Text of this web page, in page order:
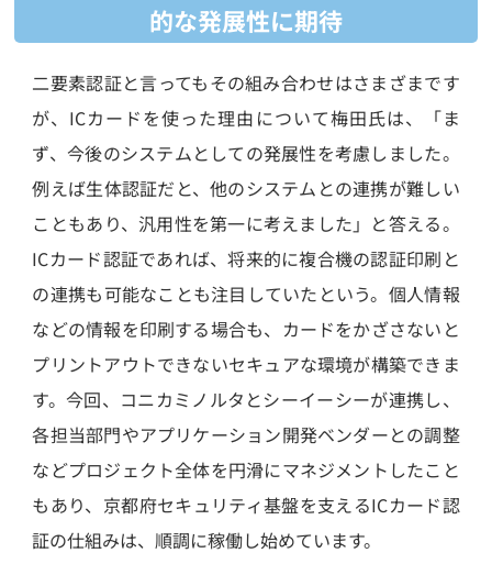
的な発展性に期待
二要素認証と言ってもその組み合わせはさまざまです
が、ICカードを使った理由について梅田氏は、「ま
ず、今後のシステムとしての発展性を考慮しました。
例えば生体認証だと、他のシステムとの連携が難しい
こともあり、汎用性を第一に考えました」と答える。
ICカード認証であれば、将来的に複合機の認証印刷と
の連携も可能なことも注目していたという。個人情報
などの情報を印刷する場合も、カードをかざさないと
プリントアウトできないセキュアな環境が構築できま
す。今回、コニカミノルタとシーイーシーが連携し、
各担当部門やアプリケーション開発ベンダーとの調整
などプロジェクト全体を円滑にマネジメントしたこと
もあり、京都府セキュリティ基盤を支えるICカード認
証の仕組みは、順調に稼働し始めています。